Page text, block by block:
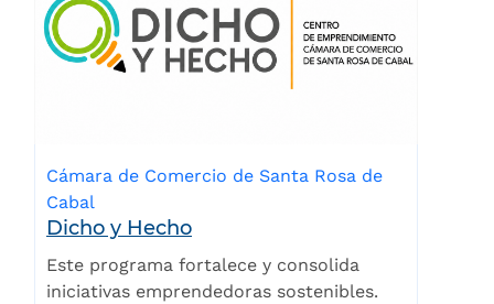
Cámara de Comercio de Santa Rosa de
Cabal
Dicho y Hecho
Este programa fortalece y consolida
iniciativas emprendedoras sostenibles.